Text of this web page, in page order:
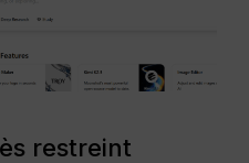
restreint